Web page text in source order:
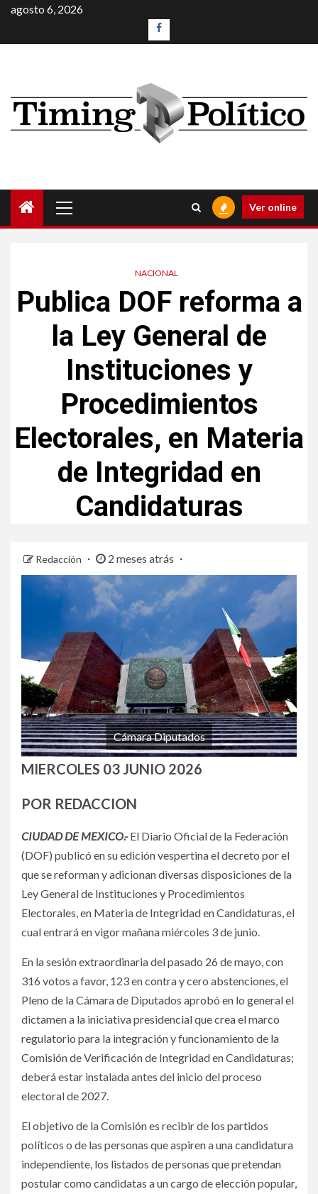
agosto 6, 2026
Ver online
NACIONAL
Publica DOF reforma a
la Ley General de
Instituciones y
Procedimientos
Electorales, en Materia
de Integridad en
Candidaturas
Redacción 2 meses atrás
Cámara Diputados
MIERCOLES 03 JUNIO 2026
POR REDACCION
CIUDAD DE MEXICO.-El Diario Oficial de la Federación
(DOF) publicó en su edición vespertina el decreto por el
que se reforman y adicionan diversas disposiciones de la
Ley General de Instituciones y Procedimientos
Electorales, en Materia de Integridad en Candidaturas, el
cual entrará en vigor mañana miércoles 3 de junio.
En la sesión extraordinaria del pasado 26 de mayo, con
316 votos a favor, 123 en contra y cero abstenciones, el
Pleno de la Cámara de Diputados aprobó en lo general el
dictamen a la iniciativa presidencial que crea el marco
regulatorio para la integración y funcionamiento de la
Comisión de Verificación de Integridad en Candidaturas;
deberá estar instalada antes del inicio del proceso
electoral de 2027.
El objetivo de la Comisión es recibir de los partidos
políticos o de las personas que aspiren a una candidatura
independiente, los listados de personas que pretendan
postular como candidatas a un cargo de elección popular,